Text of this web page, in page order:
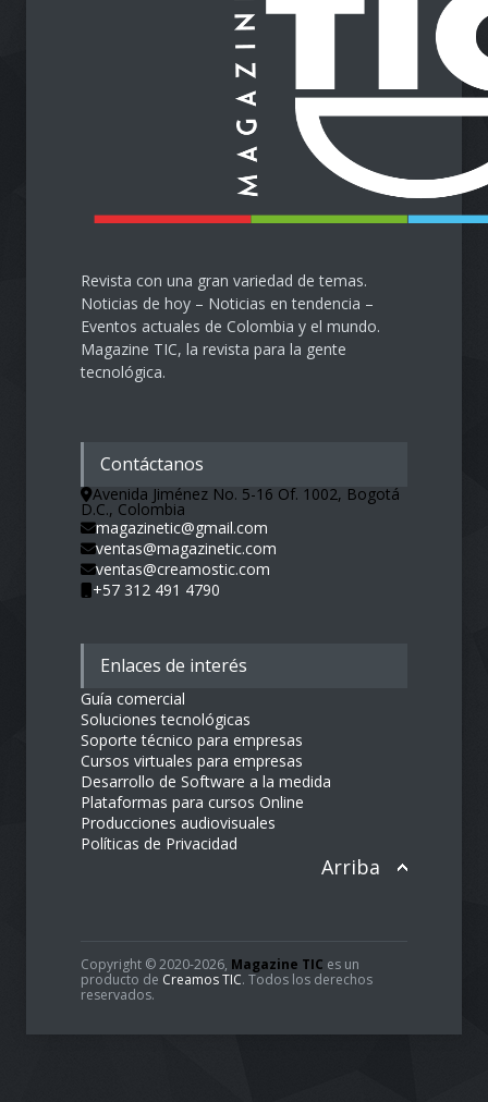
Emprendimiento
28 de septiembre de 2024
Protegiendo nuestra visión
en la era digital
Salud 28 de septiembre de 2024
Revista con una gran variedad de temas.
Noticias de hoy – Noticias en tendencia –
Eventos actuales de Colombia y el mundo.
Magazine TIC, la revista para la gente
tecnológica.
Contáctanos
Avenida Jiménez No. 5-16 Of. 1002, Bogotá
D.C., Colombia
magazinetic@gmail.com
ventas@magazinetic.com
ventas@creamostic.com
+57 312 491 4790
Enlaces de interés
Guía comercial
Soluciones tecnológicas
Soporte técnico para empresas
Cursos virtuales para empresas
Desarrollo de Software a la medida
Plataformas para cursos Online
Producciones audiovisuales
Políticas de Privacidad
Arriba
Copyright © 2020-2026, Magazine TIC es un
producto de Creamos TIC. Todos los derechos
reservados.